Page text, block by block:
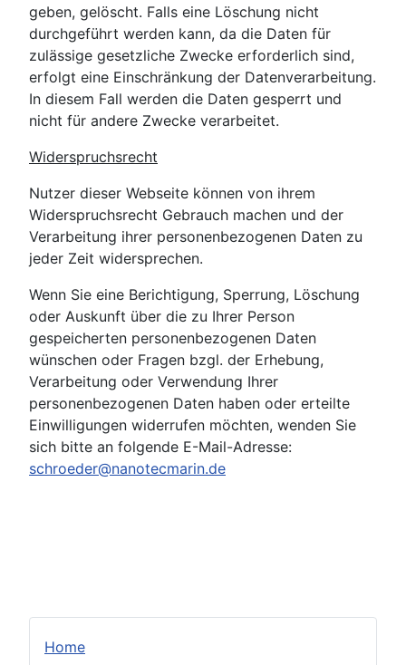
Home
geben, gelöscht. Falls eine Löschung nicht
durchgeführt werden kann, da die Daten für
zulässige gesetzliche Zwecke erforderlich sind,
erfolgt eine Einschränkung der Datenverarbeitung.
In diesem Fall werden die Daten gesperrt und
nicht für andere Zwecke verarbeitet.
Widerspruchsrecht
Nutzer dieser Webseite können von ihrem
Widerspruchsrecht Gebrauch machen und der
Verarbeitung ihrer personenbezogenen Daten zu
jeder Zeit widersprechen.
Wenn Sie eine Berichtigung, Sperrung, Löschung
oder Auskunft über die zu Ihrer Person
gespeicherten personenbezogenen Daten
wünschen oder Fragen bzgl. der Erhebung,
Verarbeitung oder Verwendung Ihrer
personenbezogenen Daten haben oder erteilte
Einwilligungen widerrufen möchten, wenden Sie
sich bitte an folgende E-Mail-Adresse:
schroeder@nanotecmarin.de